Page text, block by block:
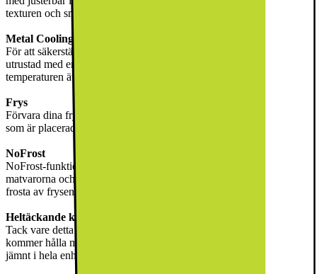
texturen och smaken i färska varor.
Metal Cooling Plate
För att säkerställa en optimal temperatur kommer kylskåpsdelen
utrustad med en Metal Cooling Plate som bibehåller den optimala
temperaturen även när du öppnar dörren ofta.
Frys
Förvara dina frysta varor och rester i perfekta förhållanden i frysen
som är placerad under kylskåpet och har en 114 liters kapacitet
NoFrost
NoFrost-funktionen förhindrar frost- och isuppbyggnad på
matvarorna och frysdörren. Tack vare denna funktion slipper du
frosta av frysen. Detta hjälper även till att spara både tid och energi.
Heltäckande kylning
Tack vare detta system sitter det ventiler på varje hylla, så din mat
kommer hålla mycket längre då ett flerdirektionellt flöde sprids
jämnt i hela enheten.